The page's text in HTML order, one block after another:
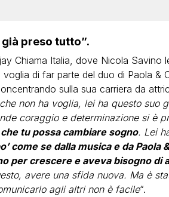
già preso tutto”.
Chiama Italia, dove Nicola Savino
di far parte del duo di Paola &
sulla sua carriera da
non ha voglia, lei ha questo suo
coraggio e determinazione si è
tu possa cambiare sogno. Lei
come se dalla musica e da Paola
per crescere e aveva bisogno di
avere una sfida nuova. Ma è
agli altri non è facile“.